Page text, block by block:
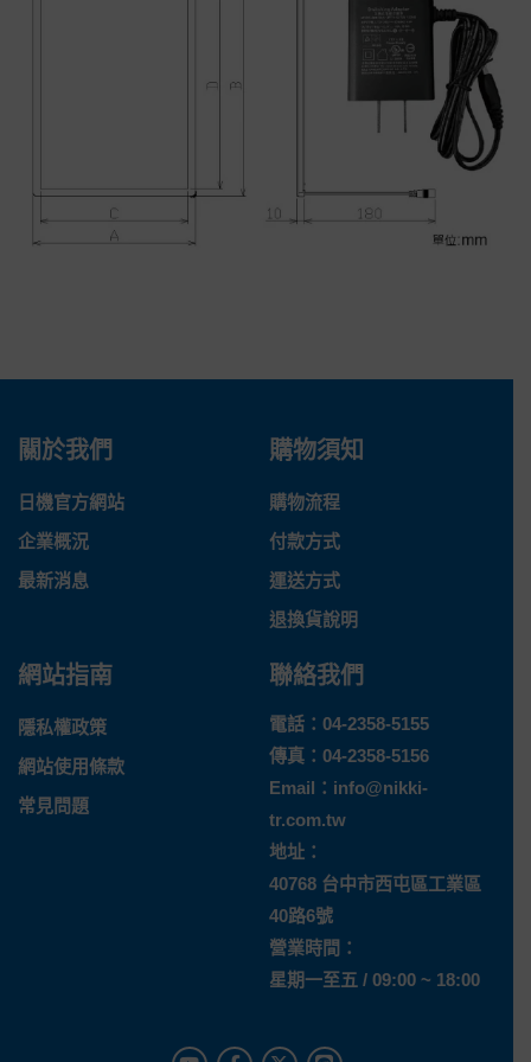
關於我們
日機官方網站
企業概況
最新消息
購物須知
購物流程
付款方式
運送方式
退換貨說明
網站指南
隱私權政策
網站使用條款
常見問題
聯絡我們
電話： 04-2358-5155
傳真：04-2358-5156
Email： info@nikki-
tr.com.tw
地址：
40768 台中市西屯區工業區
40路6號
營業時間：
星期一至五 / 09:00 ~ 18:00